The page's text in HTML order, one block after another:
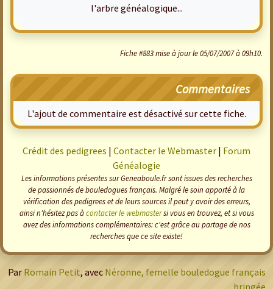
l'arbre généalogique...
Fiche #883 mise à jour le 05/07/2007 à 09h10.
Commentaires
L'ajout de commentaire est désactivé sur cette fiche.
Crédit des pedigrees | Contacter le Webmaster | Forum
Généalogie
Les informations présentes sur Geneaboule.fr sont issues des recherches
de passionnés de bouledogues français. Malgré le soin apporté à la
vérification des pedigrees et de leurs sources il peut y avoir des erreurs,
ainsi n'hésitez pas àcontacter le webmastersi vous en trouvez, et si vous
avez des informations complémentaires: c'est grâce au partage de nos
recherches que ce site existe!
Par Romain Petit, avec Néronne, femelle bouledogue français
bringée